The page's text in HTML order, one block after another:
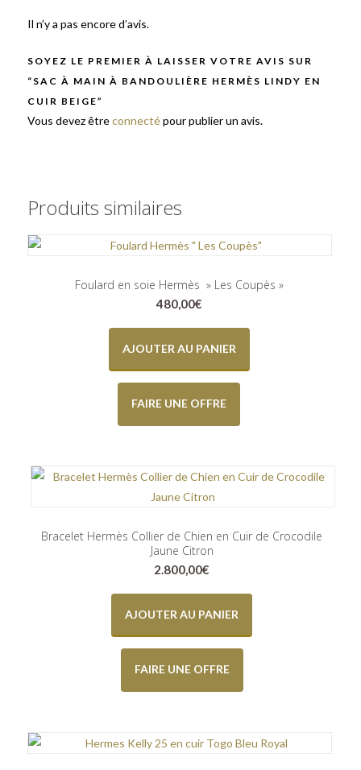
Il n’y a pas encore d’avis.
SOYEZ LE PREMIER À LAISSER VOTRE AVIS SUR
“SAC À MAIN À BANDOULIÈRE HERMÈS LINDY EN
CUIR BEIGE”
Vous devez êtreconnectépour publier un avis.
Produits similaires
Foulard en soie Hermès » Les Coupès »
480,00€
AJOUTER AU PANIER
FAIRE UNE OFFRE
Bracelet Hermès Collier de Chien en Cuir de Crocodile
Jaune Citron
2.800,00€
AJOUTER AU PANIER
FAIRE UNE OFFRE